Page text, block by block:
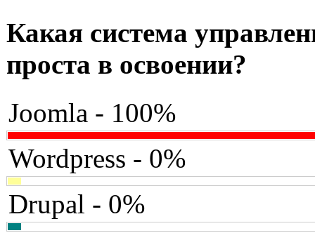
Какая система
проста в освоении?
Joomla - 100%
Wordpress - 0%
Drupal - 0%